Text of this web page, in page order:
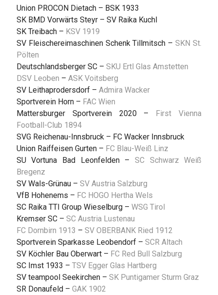
Union PROCON Dietach – BSK 1933
SK BMD Vorwärts Steyr – SV Raika Kuchl
SK Treibach – KSV 1919
SV Fleischereimaschinen Schenk Tillmitsch –SKN St.
Pölten
Deutschlandsberger SC – SKU Ertl Glas Amstetten
DSV Leoben – ASK Voitsberg
SV Leithaprodersdorf – Admira Wacker
Sportverein Horn – FAC Wien
Mattersburger Sportverein 2020 – First Vienna
Football-Club 1894
SVG Reichenau-Innsbruck – FC Wacker Innsbruck
Union Raiffeisen Gurten – FC Blau-Weiß Linz
SU Vortuna Bad Leonfelden –SC Schwarz Weiß
Bregenz
SV Wals-Grünau – SV Austria Salzburg
VfB Hohenems – FC HOGO Hertha Wels
SC Raika TTI Group Wieselburg – WSG Tirol
Kremser SC – SC Austria Lustenau
FC Dornbirn 1913 – SV OBERBANK Ried 1912
Sportverein Sparkasse Leobendorf – SCR Altach
SV Köchler Bau Oberwart – FC Red Bull Salzburg
SC Imst 1933 – TSV Egger Glas Hartberg
SV teampool Seekirchen – SK Puntigamer Sturm Graz
SR Donaufeld – GAK 1902